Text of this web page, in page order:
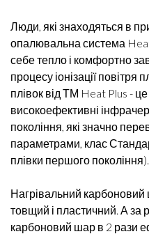
Люди, які знаходяться в
опалювальна система
себе тепло і комфортно
процесу іонізації
плівок від ТМ Heat Plus - це
високоефективні
покоління, які значно
параметрами, клас
плівки першого покоління).
Нагрівальний
товщий і пластичний. А за
карбоновий шар в 2 рази